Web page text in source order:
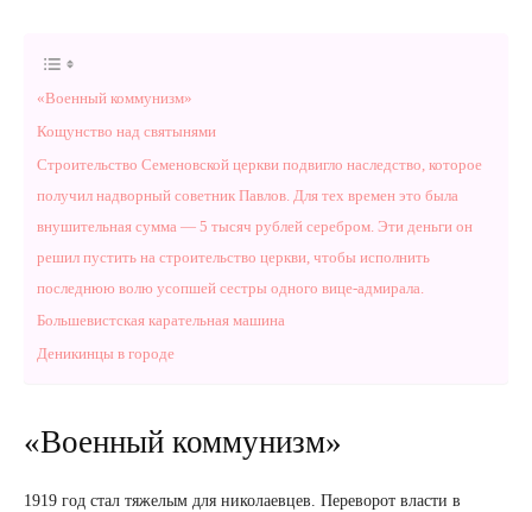
«Военный коммунизм»
Кощунство над святынями
Строительство Семеновской церкви подвигло наследство, которое
получил надворный советник Павлов. Для тех времен это была
внушительная сумма — 5 тысяч рублей серебром. Эти деньги он
решил пустить на строительство церкви, чтобы исполнить
последнюю волю усопшей сестры одного вице-адмирала.
Большевистская карательная машина
Деникинцы в городе
«Военный коммунизм»
1919 год стал тяжелым для николаевцев. Переворот власти в